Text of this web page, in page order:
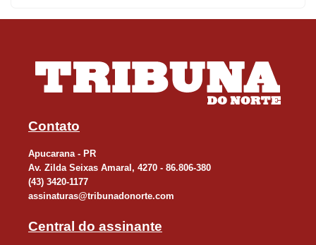
Contato
Apucarana - PR
Av. Zilda Seixas Amaral, 4270 - 86.806-380
(43) 3420-1177
assinaturas@tribunadonorte.com
Central do assinante